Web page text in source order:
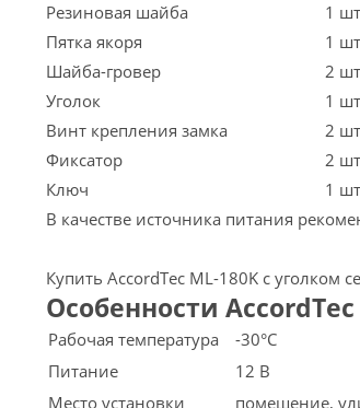
Резиновая шайба
1 шт
Пятка якоря
1 шт
Шайба-гровер
2 шт
Уголок
1 шт
Винт крепления замка
2 шт
Фиксатор
2 шт
Ключ
1 шт
В качестве источника питания
Купить AccordTec ML-180K с уголком
Особенности
Рабочая температура
-30°С
Питание
12 В
Место установки
помещение,